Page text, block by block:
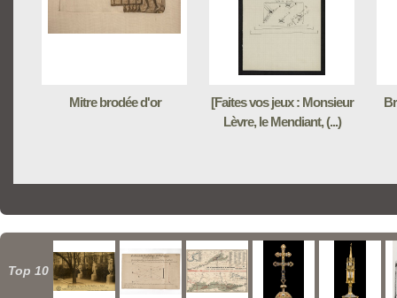
Mitre brodée d'or
[Faites vos jeux : Monsieur
Lèvre, le Mendiant, (...)
Top 10